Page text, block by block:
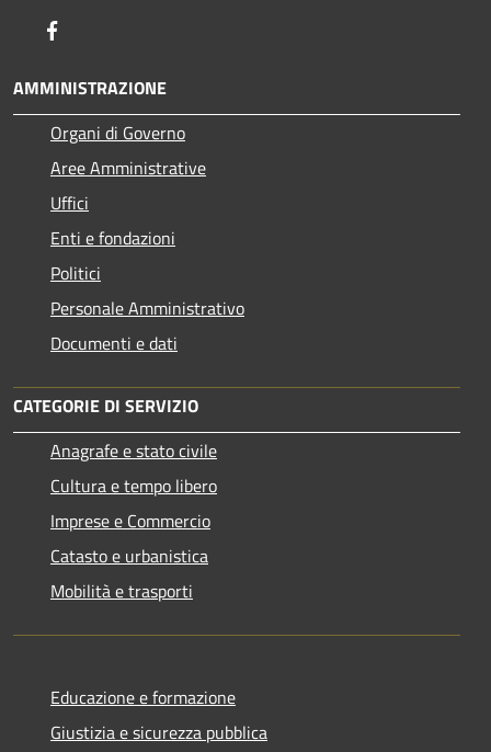
AMMINISTRAZIONE
Organi di Governo
Aree Amministrative
Uffici
Enti e fondazioni
Politici
Personale Amministrativo
Documenti e dati
CATEGORIE DI SERVIZIO
Anagrafe e stato civile
Cultura e tempo libero
Imprese e Commercio
Catasto e urbanistica
Mobilità e trasporti
Educazione e formazione
Giustizia e sicurezza pubblica